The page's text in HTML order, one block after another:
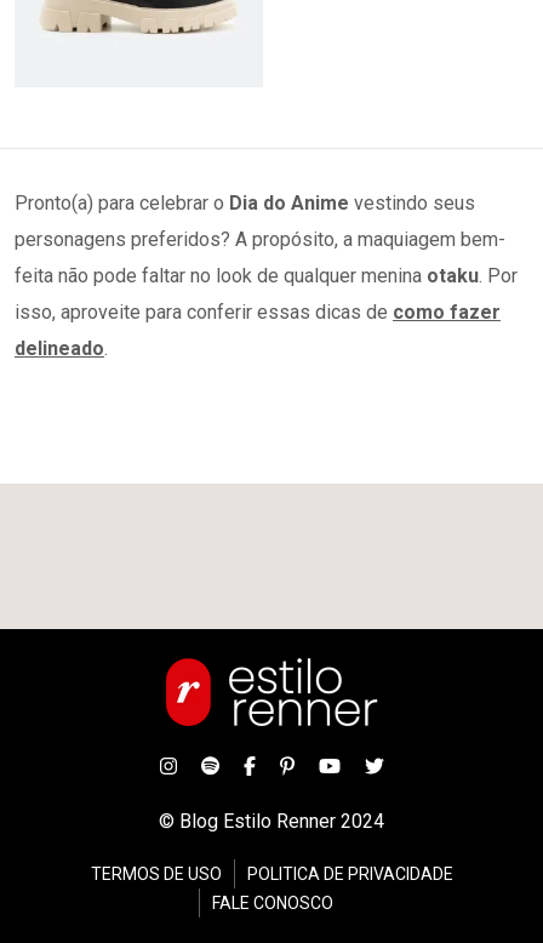
Pronto(a) para celebrar o Dia do Anime vestindo seus
personagens preferidos? A propósito, a maquiagem bem-
feita não pode faltar no look de qualquer menina otaku. Por
isso, aproveite para conferir essas dicas de como fazer
delineado.
© Blog Estilo Renner 2024
TERMOS DE USO
POLITICA DE PRIVACIDADE
FALE CONOSCO